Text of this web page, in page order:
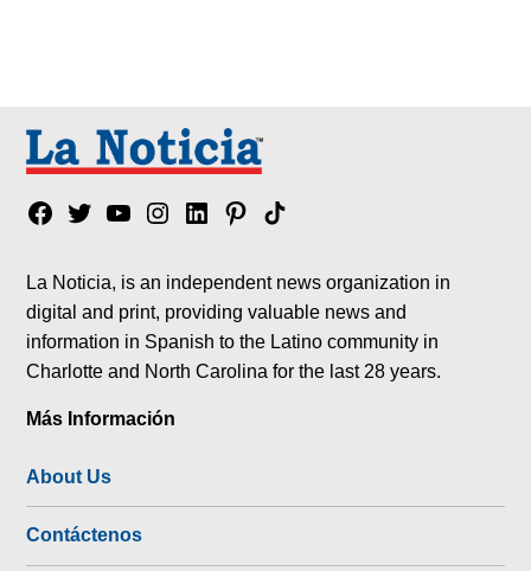
Facebook
TwitterYouTubeInstagram
LinkedinPinterest
Tik
La Noticia, is an independent news organization in
digital and print, providing valuable news and
information in Spanish to the Latino community in
Charlotte and North Carolina for the last 28 years.
Más Información
About Us
Contáctenos